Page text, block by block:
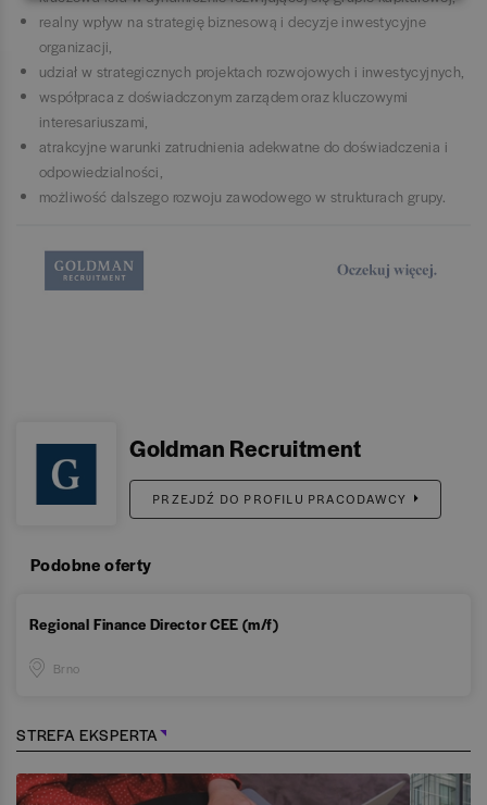
realny wpływ na strategię biznesową i decyzje inwestycyjne
organizacji,
udział w strategicznych projektach rozwojowych i inwestycyjnych,
współpraca z doświadczonym zarządem oraz kluczowymi
interesariuszami,
atrakcyjne warunki zatrudnienia adekwatne do doświadczenia i
odpowiedzialności,
możliwość dalszego rozwoju zawodowego w strukturach grupy.
Goldman Recruitment
PRZEJDŹ DO PROFILU PRACODAWCY
Podobne oferty
Regional Finance Director CEE (m/f)
Brno
STREFA EKSPERTA